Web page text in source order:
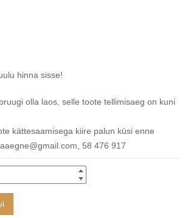
hinna sisse!
olla laos, selle toote tellimisaeg on kuni
kättesaamisega kiire palun küsi enne
58 476 917